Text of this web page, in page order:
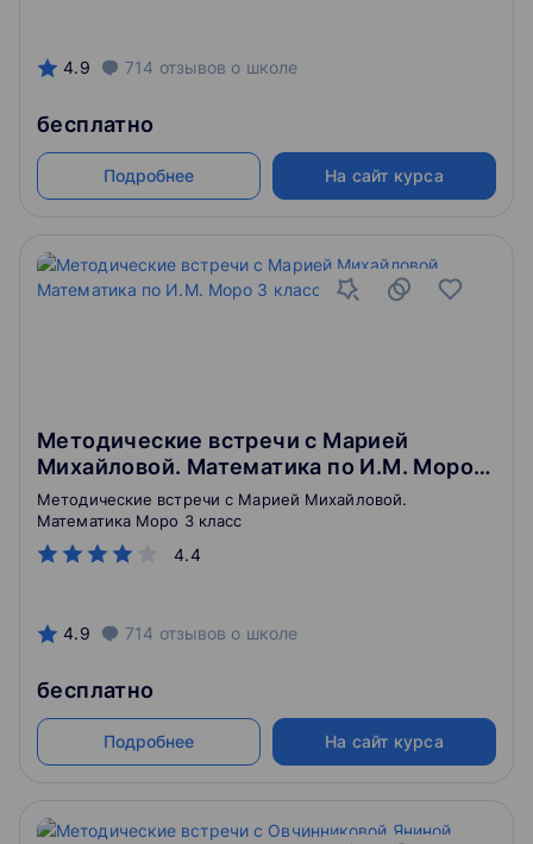
4.9 714 отзывов о школе
бесплатно
Подробнее На сайт курса
Методические встречи с Марией
Михайловой. Математика по И.М. Моро 3
класс
4.4
Методические встречи с Марией Михайловой.
Математика Моро 3 класс
4.9 714 отзывов о школе
бесплатно
Подробнее На сайт курса